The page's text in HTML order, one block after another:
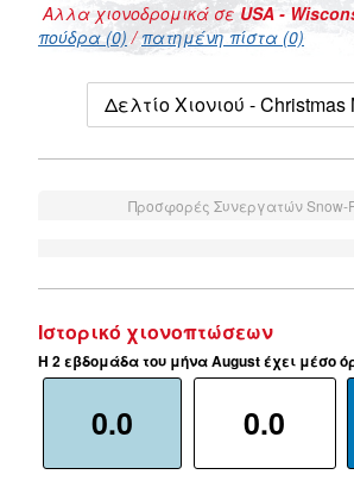
Αλλα χιονοδρομικά σεUSA -
πούδρα (0) /πατημένη πίστα (0)
Δελτίο Χιονιού - Christmas
Προσφορές Συνεργατών Snow-
Ιστορικό χιονοπτώσεων
Η 2 εβδομάδα του μήνα August έχει μέσο
0.0 0.0